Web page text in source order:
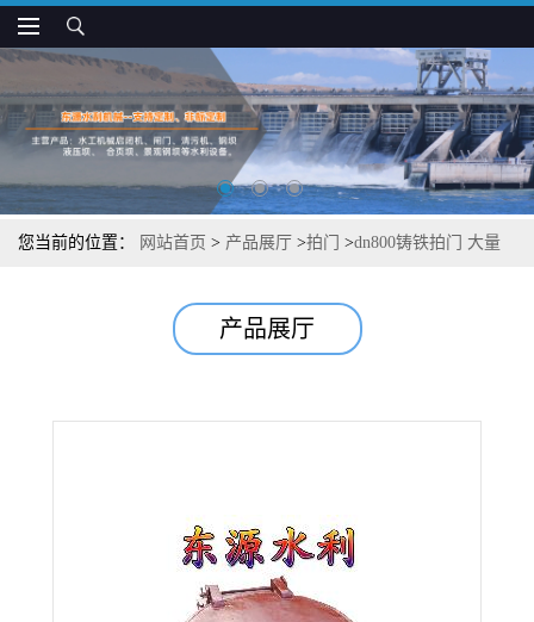
您当前的位置： 网站首页 > 产品展厅 >拍门 >dn800铸铁拍门 大量
产品展厅